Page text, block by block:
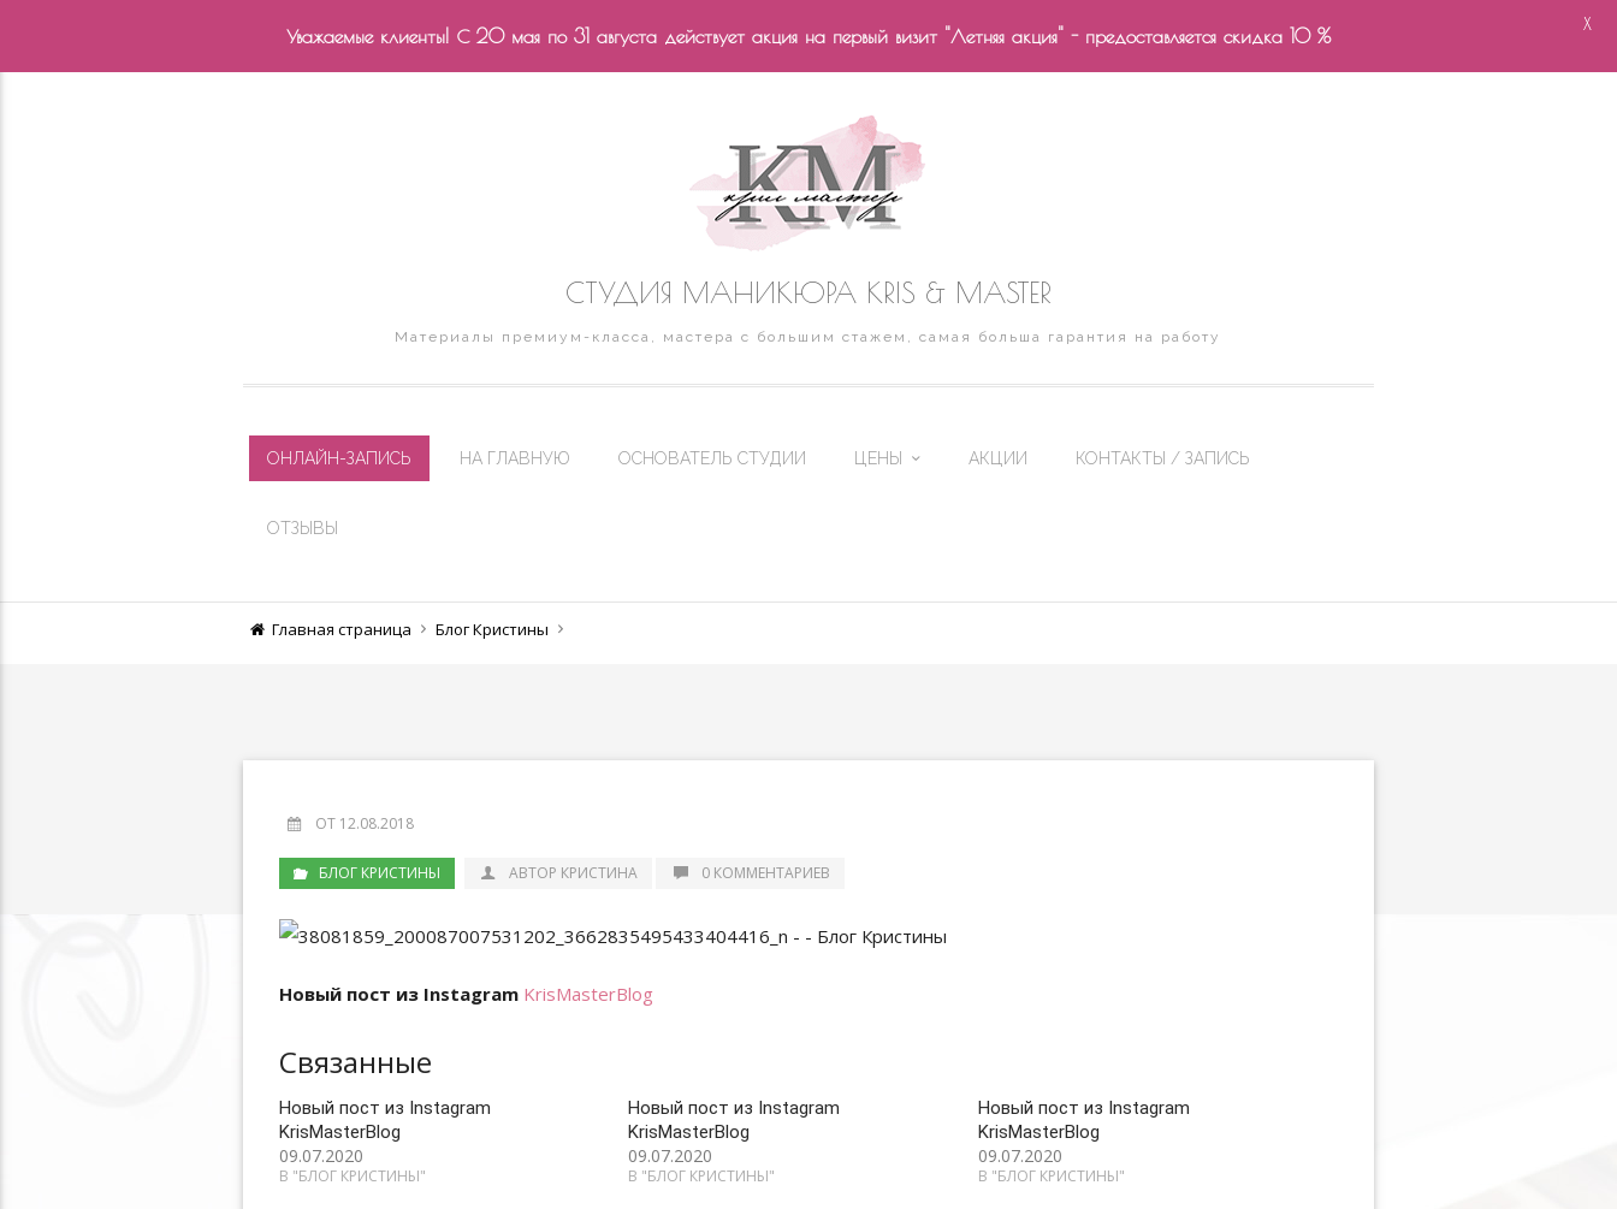
СТУДИЯ МАНИКЮРА KRIS & MASTER
Материалы премиум-класса, мастера с большим стажем, самая больша гарантия на работу
ОНЛАЙН-ЗАПИСЬ НА ГЛАВНУЮ ОСНОВАТЕЛЬ СТУДИИ ЦЕНЫ АКЦИИ КОНТАКТЫ / ЗАПИСЬ
ОТЗЫВЫ
Главная страница Блог Кристины
ОТ 12.08.2018
БЛОГ КРИСТИНЫ АВТОР КРИСТИНА 0 КОММЕНТАРИЕВ
Новый пост из Instagram KrisMasterBlog
Связанные
Новый пост из Instagram
KrisMasterBlog
09.07.2020
В "БЛОГ КРИСТИНЫ"
Новый пост из Instagram
KrisMasterBlog
09.07.2020
В "БЛОГ КРИСТИНЫ"
Новый пост из Instagram
KrisMasterBlog
09.07.2020
В "БЛОГ КРИСТИНЫ"
Уважаемые клиенты! С 20 мая по 31 августа действует акция на первый визит "Летняя акция" - предоставляется скидка 10 %
X